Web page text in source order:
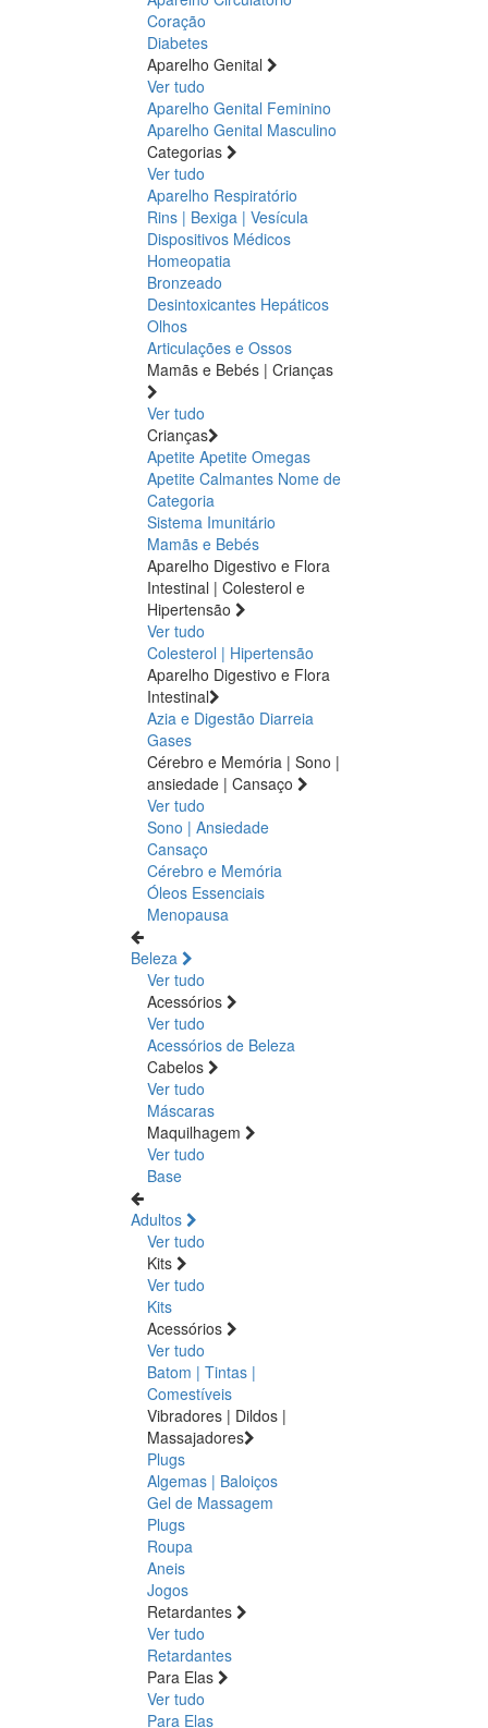
Coração
Diabetes
Aparelho Genital
Ver tudo
Aparelho Genital Feminino
Aparelho Genital Masculino
Categorias
Ver tudo
Aparelho Respiratório
Rins | Bexiga | Vesícula
Dispositivos Médicos
Homeopatia
Bronzeado
Desintoxicantes Hepáticos
Olhos
Articulações e Ossos
Mamãs e Bebés | Crianças
Ver tudo
Crianças
Apetite Apetite Omegas
Apetite Calmantes Nome de
Categoria
Sistema Imunitário
Mamãs e Bebés
Aparelho Digestivo e Flora
Intestinal | Colesterol e
Hipertensão
Ver tudo
Colesterol | Hipertensão
Aparelho Digestivo e Flora
Intestinal
Azia e Digestão Diarreia
Gases
Cérebro e Memória | Sono |
ansiedade | Cansaço
Ver tudo
Sono | Ansiedade
Cansaço
Cérebro e Memória
Óleos Essenciais
Menopausa
Beleza
Ver tudo
Acessórios
Ver tudo
Acessórios de Beleza
Cabelos
Ver tudo
Máscaras
Maquilhagem
Ver tudo
Base
Adultos
Ver tudo
Kits
Ver tudo
Kits
Acessórios
Ver tudo
Batom | Tintas |
Comestíveis
Vibradores | Dildos |
Massajadores
Plugs
Algemas | Baloiços
Gel de Massagem
Plugs
Roupa
Aneis
Jogos
Retardantes
Ver tudo
Retardantes
Para Elas
Ver tudo
Para Elas